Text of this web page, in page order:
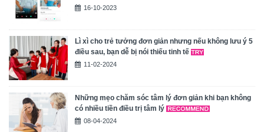
16-10-2023
Lì xì cho trẻ tưởng đơn giản nhưng nếu không lưu ý 5
điều sau, bạn dễ bị nói thiếu tinh tế
11-02-2024
Những mẹo chăm sóc tâm lý đơn giản khi bạn không
có nhiều tiền điều trị tâm lý
08-04-2024